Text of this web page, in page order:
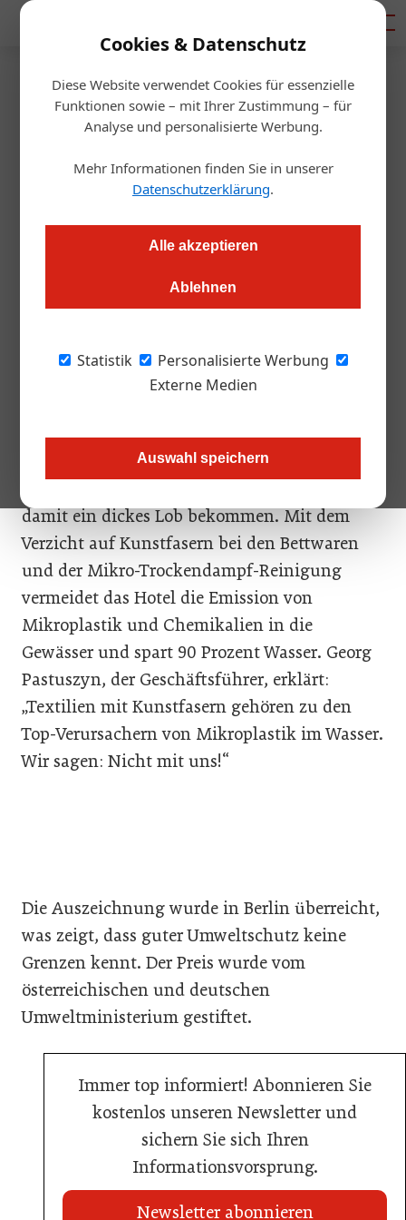
Cookies & Datenschutz
Diese Website verwendet Cookies für essenzielle
Funktionen sowie – mit Ihrer Zustimmung – für
Analyse und personalisierte Werbung.
Mehr Informationen finden Sie in unserer
Datenschutzerklärung.
Alle akzeptieren
Ablehnen
Statistik
Personalisierte Werbung
Externe Medien
Auswahl speichern
Startseite/Gastro & Hotel
Umweltmanagement-Preis an
Henriette Stadthotel
Das Wiener Henriette Stadthotel wurde für seinen
umweltbewussten Ansatz ausgezeichnet.
Bild oben: GF und Eigentümer Henriette
Stadthotel Verena und Georg Pastuszyn mit
Das Henriette Stadthotel hat kürzlich den
damit ein dickes Lob bekommen. Mit dem
Verzicht auf Kunstfasern bei den Bettwaren
und der Mikro-Trockendampf-Reinigung
vermeidet das Hotel die Emission von
Mikroplastik und Chemikalien in die
Gewässer und spart 90 Prozent Wasser. Georg
Pastuszyn, der Geschäftsführer, erklärt:
„Textilien mit Kunstfasern gehören zu den
Top-Verursachern von Mikroplastik im Wasser.
Wir sagen: Nicht mit uns!“
Die Auszeichnung wurde in Berlin überreicht,
was zeigt, dass guter Umweltschutz keine
Grenzen kennt. Der Preis wurde vom
österreichischen und deutschen
Umweltministerium gestiftet.
Immer top informiert! Abonnieren Sie
kostenlos unseren Newsletter und
sichern Sie sich Ihren
Informationsvorsprung.
Newsletter abonnieren